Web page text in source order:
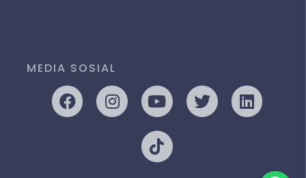
MEDIA SOSIAL